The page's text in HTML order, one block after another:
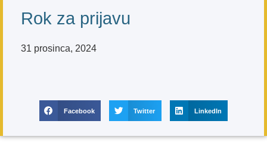
Rok za prijavu
31 prosinca, 2024
Facebook Twitter LinkedIn